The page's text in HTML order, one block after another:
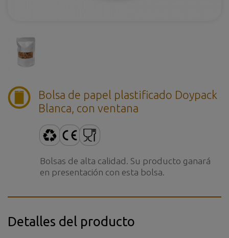
Bolsa de papel plastificado Doypack
Blanca, con ventana
Bolsas de alta calidad. Su producto ganará
en presentación con esta bolsa.
Detalles del producto